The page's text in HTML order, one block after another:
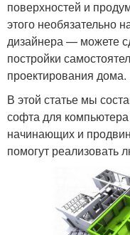
поверхностей и
этого необязательно
дизайнера — можете
постройки
проектирования дома.
В этой статье мы
софта для
начинающих и
помогут реализовать